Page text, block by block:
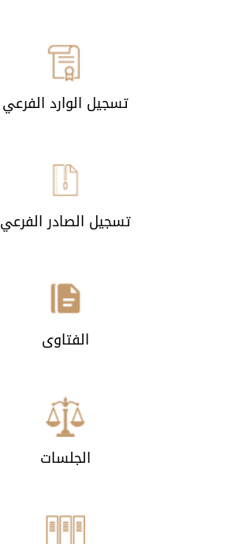
تسجيل الوارد الفرعي
تسجيل الصادر الفرعي
الفتاوى
الجلسات